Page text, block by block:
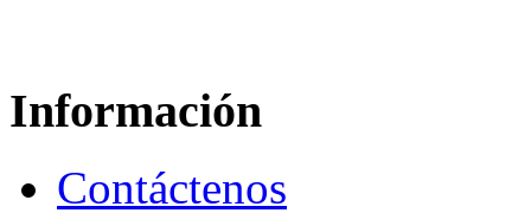
Información
Contáctenos